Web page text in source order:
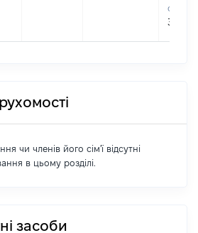
чи членів його сім'ї відсутні
в цьому розділі.
засоби